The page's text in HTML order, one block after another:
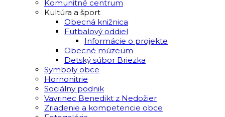
Komunitné centrum
Kultúra a šport
Obecná knižnica
Futbalový oddiel
Informácie o projekte
Obecné múzeum
Detský súbor Briezka
Symboly obce
Hornonitrie
Sociálny podnik
Vavrinec Benedikt z Nedožier
Zriadenie a kompetencie obce